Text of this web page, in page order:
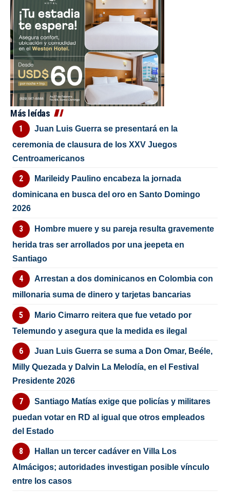
Más leídas
Juan Luis Guerra se presentará en la
ceremonia de clausura de los XXV Juegos
Centroamericanos
Marileidy Paulino encabeza la jornada
dominicana en busca del oro en Santo Domingo
2026
Hombre muere y su pareja resulta gravemente
herida tras ser arrollados por una jeepeta en
Santiago
Arrestan a dos dominicanos en Colombia con
millonaria suma de dinero y tarjetas bancarias
Mario Cimarro reitera que fue vetado por
Telemundo y asegura que la medida es ilegal
Juan Luis Guerra se suma a Don Omar, Beéle,
Milly Quezada y Dalvin La Melodía, en el Festival
Presidente 2026
Santiago Matías exige que policías y militares
puedan votar en RD al igual que otros empleados
del Estado
Hallan un tercer cadáver en Villa Los
Almácigos; autoridades investigan posible vínculo
entre los casos